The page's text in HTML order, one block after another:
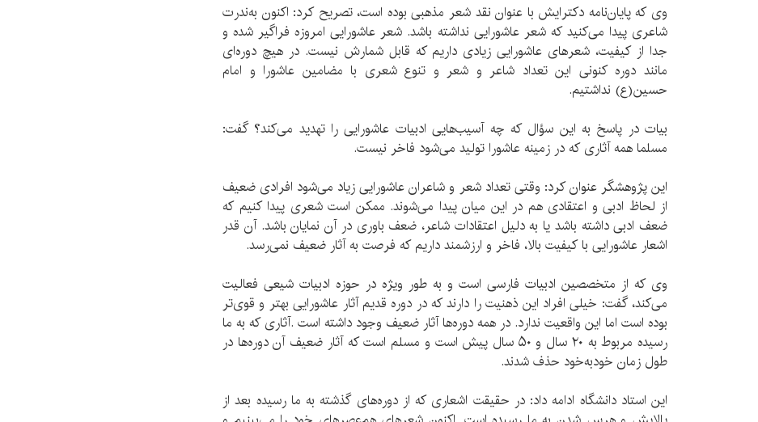
وی که پایان‌نامه دکترایش با عنوان نقد شعر مذهبی بوده است، تصریح کرد: اکنون به‌ندرت
شاعری پیدا می‌کنید که شعر عاشورایی نداشته باشد. شعر عاشورایی امروزه فراگیر شده و
جدا از کیفیت، شعرهای عاشورایی زیادی داریم که قابل شمارش نیست. در هیچ دوره‌ای
مانند دوره کنونی این تعداد شاعر و شعر و تنوع شعری با مضامین عاشورا و امام
حسین(ع) نداشتیم.
بیات در پاسخ به این سؤال که چه آسیب‌هایی ادبیات عاشورایی را تهدید می‌کند؟ گفت:
مسلما همه آثاری که در زمینه عاشورا تولید می‌شود فاخر نیست.
این پژوهشگر عنوان کرد: وقتی تعداد شعر و شاعران عاشورایی زیاد می‌شود افرادی ضعیف
از لحاظ ادبی و اعتقادی هم در اين ميان پیدا می‌شوند. ممکن است شعری پيدا کنیم که
ضعف ادبی داشته باشد یا به دلیل اعتقادات شاعر، ضعف باوری در آن نمایان باشد. آن قدر
اشعار عاشورایی با کیفیت بالا، فاخر و ارزشمند داریم که فرصت به آثار ضعیف نمی‌رسد.
وی که از متخصصین ادبیات فارسی است و به طور ویژه در حوزه ادبیات شیعی فعالیت
می‌کند، گفت: خیلی افراد این ذهنیت را دارند که در دوره قدیم آثار عاشورایی بهتر و قوی‌تر
بوده است اما این واقعیت ندارد. در همه دوره‌ها آثار ضعیف وجود داشته است .آثاری که به ما
رسیده مربوط به ۲۰ سال و ۵۰ سال پیش است و مسلم است که آثار ضعیف آن دوره‌ها در
طول زمان خودبه‌خود حذف شدند.
این استاد دانشگاه ادامه داد: در حقیقت اشعاری که از دوره‌های گذشته به ما رسیده بعد از